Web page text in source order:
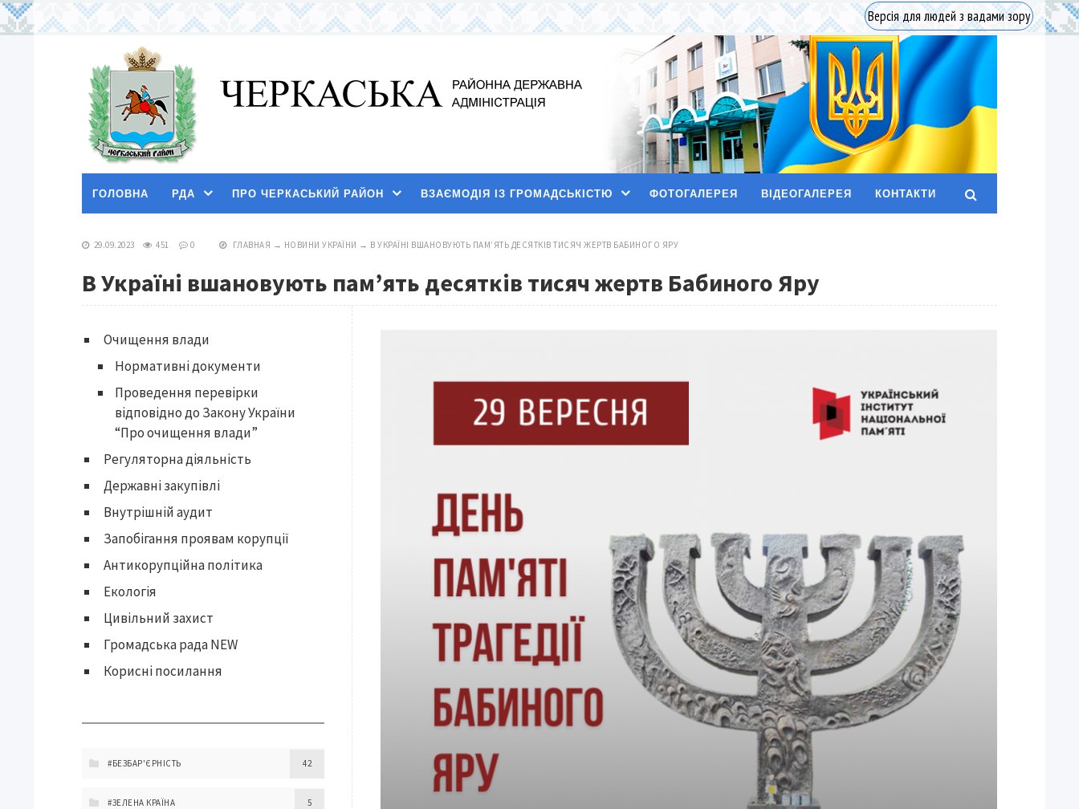
Версія для людей з вадами зору
ГОЛОВНА РДА ПРО ЧЕРКАСЬКИЙ РАЙОН ВЗАЄМОДІЯ ІЗ ГРОМАДСЬКІСТЮ ФОТОГАЛЕРЕЯ ВІДЕОГАЛЕРЕЯ КОНТАКТИ
29.09.2023 451 0 ГЛАВНАЯ → НОВИНИ УКРАЇНИ → В УКРАЇНІ ВШАНОВУЮТЬ ПАМ’ЯТЬ ДЕСЯТКІВ ТИСЯЧ ЖЕРТВ БАБИНОГО ЯРУ
В Україні вшановують пам’ять десятків тисяч жертв Бабиного Яру
Очищення влади
Нормативні документи
Проведення перевірки
відповідно до Закону України
“Про очищення влади”
Регуляторна діяльність
Державні закупівлі
Внутрішній аудит
Запобігання проявам корупції
Антикорупційна політика
Екологія
Цивільний захист
Громадська рада NEW
Корисні посилання
#БЕЗБАР'ЄРНІСТЬ 42
#ЗЕЛЕНА КРАЇНА 5